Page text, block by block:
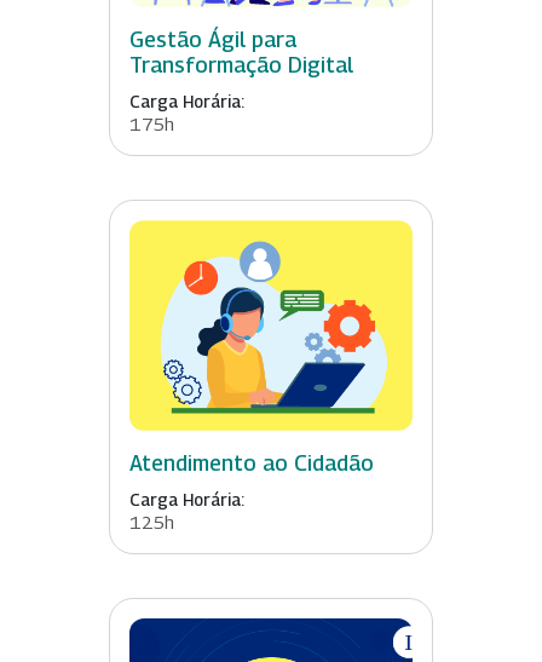
Gestão Ágil para
Transformação Digital
Carga Horária:
175h
Atendimento ao Cidadão
Carga Horária:
125h